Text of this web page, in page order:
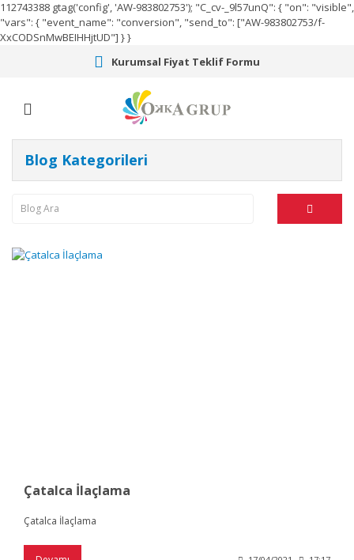
112743388 gtag('config', 'AW-983802753'); "C_cv-_9l57unQ": { "on": "visible",
"vars": { "event_name": "conversion", "send_to": ["AW-983802753/f-
XxCODSnMwBEIHHjtUD"] } }
Kurumsal Fiyat Teklif Formu
Blog Kategorileri
Çatalca İlaçlama
Çatalca İlaçlama